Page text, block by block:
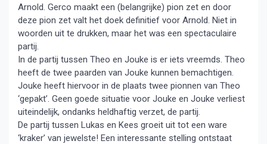
Arnold. Gerco maakt een (belangrijke) pion zet en door
deze pion zet valt het doek definitief voor Arnold. Niet in
woorden uit te drukken, maar het was een spectaculaire
partij.
In de partij tussen Theo en Jouke is er iets vreemds. Theo
heeft de twee paarden van Jouke kunnen bemachtigen.
Jouke heeft hiervoor in de plaats twee pionnen van Theo
‘gepakt’. Geen goede situatie voor Jouke en Jouke verliest
uiteindelijk, ondanks heldhaftig verzet, de partij.
De partij tussen Lukas en Kees groeit uit tot een ware
‘kraker’ van jewelste! Een interessante stelling ontstaat